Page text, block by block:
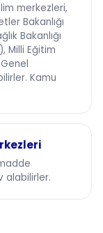
merkezleri,
Bakanlığı
Bakanlığı
Milli Eğitim
Kamu
alabilirler.